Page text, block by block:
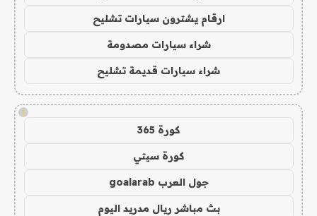
ارقام يشترون سيارات تشليح
شراء سيارات مصدومة
شراء سيارات قديمة تشليح
!
كورة 365
كورة سيتي
جول العرب goalarab
بث مباشر ريال مدريد اليوم